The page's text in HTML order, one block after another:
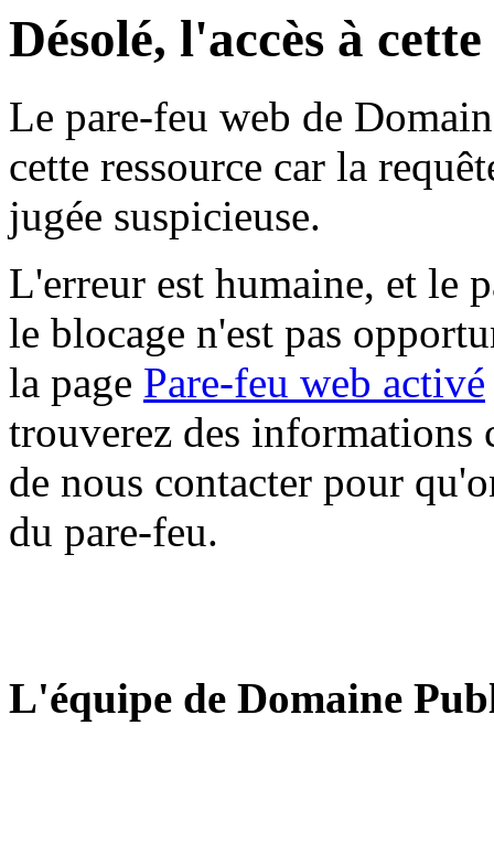
Désolé, l'accès à
Le pare-feu web de
cette ressource car la
jugée suspicieuse.
L'erreur est humaine, et le
le blocage n'est pas
la page Pare-feu web activé
trouverez des informations
de nous contacter pour
du pare-feu.
L'équipe de Domaine